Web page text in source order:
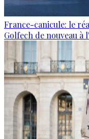
France-canicule: le
Golfech de nouveau à